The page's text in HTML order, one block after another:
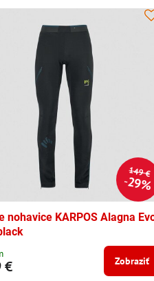
149 €
29%
nohavice KARPOS Alagna
€ Zobraziť